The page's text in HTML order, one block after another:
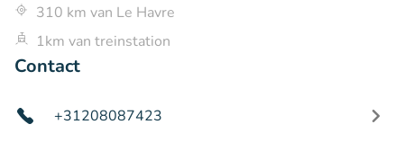
310 km van Le Havre
1km van treinstation
Contact
+31208087423